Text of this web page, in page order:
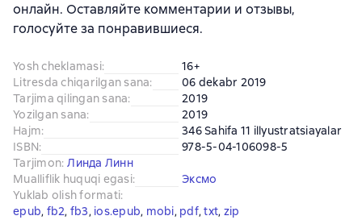
онлайн. Оставляйте комментарии и отзывы,
голосуйте за понравившиеся.
Yosh cheklamasi:
16+
Litresda chiqarilgan sana:
06 dekabr 2019
Tarjima qilingan sana:
2019
Yozilgan sana:
2019
Hajm:
346 Sahifa 11 illyustratsiayalar
ISBN:
978-5-04-106098-5
Tarjimon: Линда Линн
Mualliflik huquqi egasi:
Эксмо
Yuklab olish formati:
epub, fb2, fb3, ios.epub, mobi, pdf, txt, zip